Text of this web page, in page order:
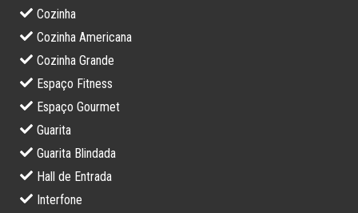
Cozinha
Cozinha Americana
Cozinha Grande
Espaço Fitness
Espaço Gourmet
Guarita
Guarita Blindada
Hall de Entrada
Interfone